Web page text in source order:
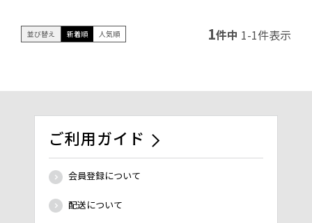
並び替え 新着順 人気順 1件中 1-1件表示
ご利用ガイド
会員登録について
配送について